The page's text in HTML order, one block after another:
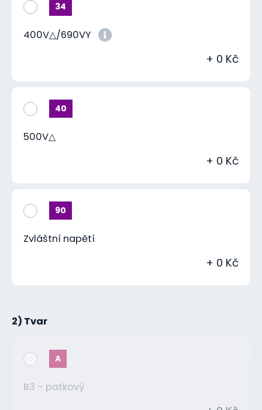
34
400V△/690VY
+ 0 Kč
40
500V△
+ 0 Kč
90
Zvláštní napětí
+ 0 Kč
2) Tvar
A
B3 - patkový